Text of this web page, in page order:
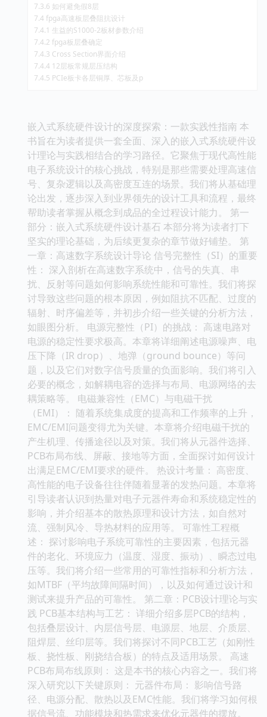
7.3.6 如何避免假8层
7.4 fpga高速板层叠阻抗设计
7.4.1 生益的S1000-2板材参数介绍
7.4.2 fpga板层叠确定
7.4.3 Cross Section界面介绍
7.4.4 12层板常规层压结构
7.4.5 PCIe板卡各层铜厚、芯板及p
嵌入式系统硬件设计的深度探索：一款实践性指南 本
书旨在为读者提供一套全面、深入的嵌入式系统硬件设
计理论与实践相结合的学习路径。它聚焦于现代高性能
电子系统设计的核心挑战，特别是那些需要处理高速信
号、复杂逻辑以及高密度互连的场景。我们将从基础理
论出发，逐步深入到业界领先的设计工具和流程，最终
帮助读者掌握从概念到成品的全过程设计能力。 第一
部分：嵌入式系统硬件设计基石 本部分将为读者打下
坚实的理论基础，为后续更复杂的章节做好铺垫。 第
一章：高速数字系统设计导论 信号完整性（SI）的重要
性： 深入剖析在高速数字系统中，信号的失真、串
扰、反射等问题如何影响系统性能和可靠性。我们将探
讨导致这些问题的根本原因，例如阻抗不匹配、过度的
辐射、时序偏差等，并初步介绍一些关键的分析方法，
如眼图分析。 电源完整性（PI）的挑战： 高速电路对
电源的稳定性要求极高。本章将详细阐述电源噪声、电
压下降（IR drop）、地弹（ground bounce）等问
题，以及它们对数字信号质量的负面影响。我们将引入
必要的概念，如解耦电容的选择与布局、电源网络的去
耦策略等。 电磁兼容性（EMC）与电磁干扰
（EMI）： 随着系统集成度的提高和工作频率的上升，
EMC/EMI问题变得尤为关键。本章将介绍电磁干扰的
产生机理、传播途径以及对策。我们将从元器件选择、
PCB布局布线、屏蔽、接地等方面，全面探讨如何设计
出满足EMC/EMI要求的硬件。 热设计考量： 高密度、
高性能的电子设备往往伴随着显著的发热问题。本章将
引导读者认识到热量对电子元器件寿命和系统稳定性的
影响，并介绍基本的散热原理和设计方法，如自然对
流、强制风冷、导热材料的应用等。 可靠性工程概
述： 探讨影响电子系统可靠性的主要因素，包括元器
件的老化、环境应力（温度、湿度、振动）、瞬态过电
压等。我们将介绍一些常用的可靠性指标和分析方法，
如MTBF（平均故障间隔时间），以及如何通过设计和
测试来提升产品的可靠性。 第二章：PCB设计理论与实
践 PCB基本结构与工艺： 详细介绍多层PCB的结构，
包括叠层设计、内层信号层、电源层、地层、介质层、
阻焊层、丝印层等。我们将探讨不同PCB工艺（如刚性
板、挠性板、刚挠结合板）的特点及适用场景。 高速
PCB布局布线原则： 这是本书的核心内容之一。我们将
深入研究以下关键原则： 元器件布局： 影响信号路
径、电源分配、散热以及EMC性能。我们将学习如何根
据信号流、功能模块和热需求来优化元器件的摆放。